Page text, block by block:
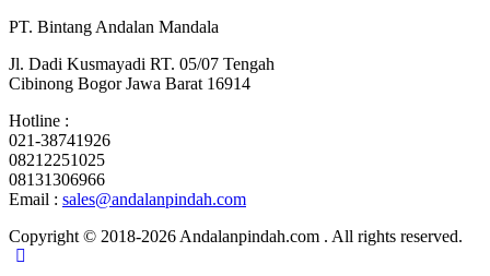
PT. Bintang Andalan Mandala
Jl. Dadi Kusmayadi RT. 05/07 Tengah
Cibinong Bogor Jawa Barat 16914
Hotline :
021-38741926
08212251025
08131306966
Email : sales@andalanpindah.com
Copyright © 2018-2026 Andalanpindah.com . All rights reserved.